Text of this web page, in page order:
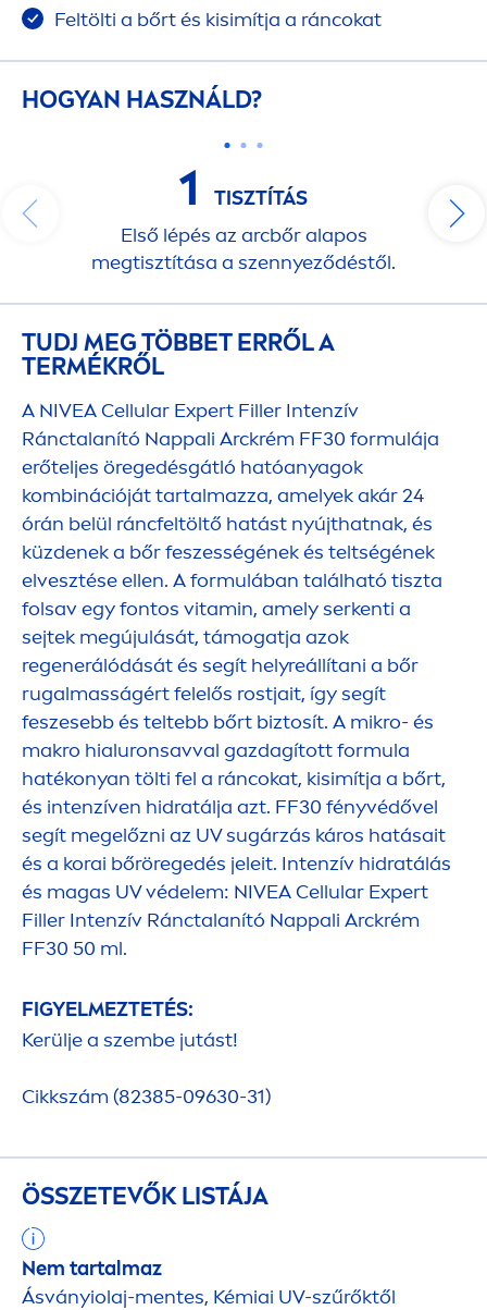
Feltölti a bőrt és kisimítja a ráncokat
HOGYAN HASZNÁLD?
1
TISZTÍTÁS
Első lépés az arcbőr alapos
megtisztítása a szennyeződéstől.
TUDJ MEG TÖBBET ERRŐL A
TERMÉKRŐL
A NIVEA Cellular Expert Filler Intenzív
Ránctalanító Nappali Arckrém FF30 formulája
erőteljes öregedésgátló hatóanyagok
kombinációját tartalmazza, amelyek akár 24
órán belül ráncfeltöltő hatást nyújthatnak, és
küzdenek a bőr feszességének és teltségének
elvesztése ellen. A formulában található tiszta
folsav egy fontos vitamin, amely serkenti a
sejtek megújulását, támogatja azok
regenerálódását és segít helyreállítani a bőr
rugalmasságért felelős rostjait, így segít
feszesebb és teltebb bőrt biztosít. A mikro- és
makro hialuronsavval gazdagított formula
hatékonyan tölti fel a ráncokat, kisimítja a bőrt,
és intenzíven hidratálja azt. FF30 fényvédővel
segít megelőzni az UV sugárzás káros hatásait
és a korai bőröregedés jeleit. Intenzív hidratálás
és magas UV védelem: NIVEA Cellular Expert
Filler Intenzív Ránctalanító Nappali Arckrém
FF30 50 ml.
FIGYELMEZTETÉS:
Kerülje a szembe jutást!
Cikkszám (82385-09630-31)
ÖSSZETEVŐK LISTÁJA
Nem tartalmaz
Ásványiolaj-mentes, Kémiai UV-szűrőktől